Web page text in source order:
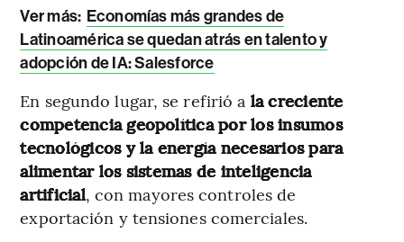
Ver más: Economías más grandes de
Latinoamérica se quedan atrás en talento y
adopción de IA: Salesforce
En segundo lugar, se refirió a la creciente
competencia geopolítica por los insumos
tecnológicos y la energía necesarios para
alimentar los sistemas de inteligencia
artificial, con mayores controles de
exportación y tensiones comerciales.